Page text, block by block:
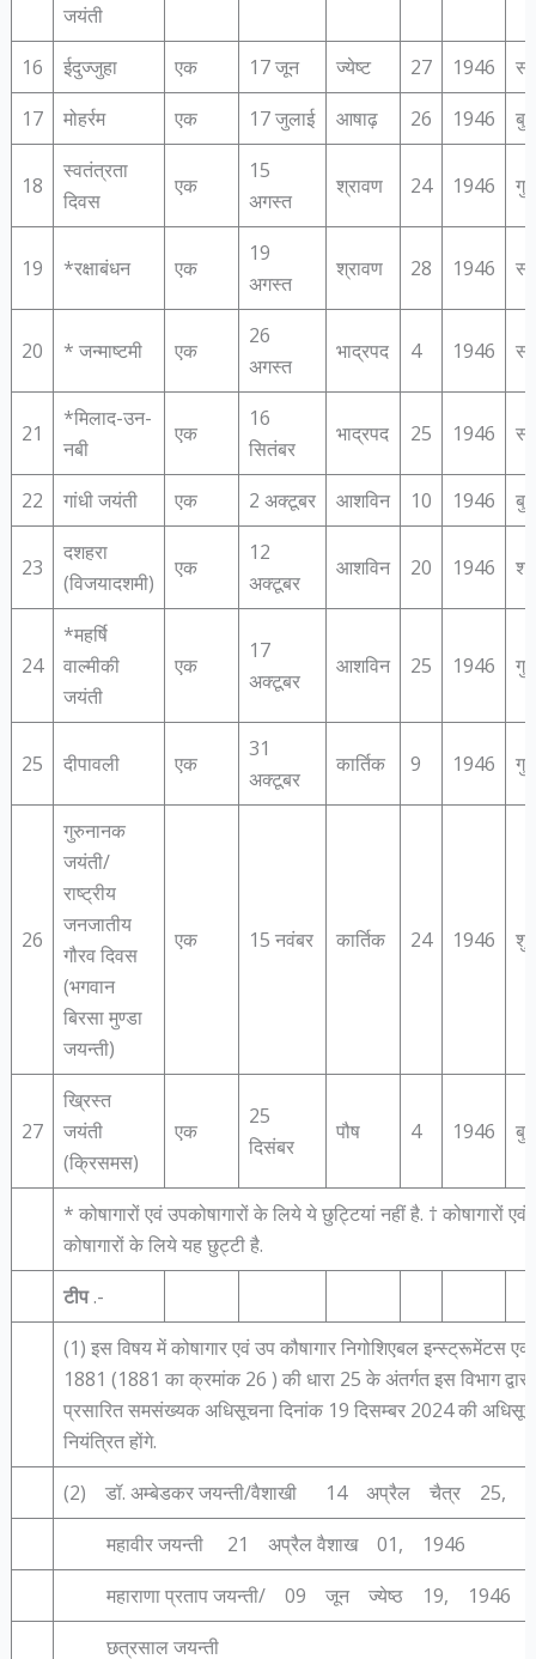
जयंती
16 ईदुज्‍जुहा एक 17 जून ज्येष्ट 27 1946
17
मोहर्रम एक 17 जुलाई आषाढ़ 26 1946
18
स्‍वतंत्रता
दिवस
एक
15
अगस्त
श्रावण 24 1946
19 *रक्षाबंधन एक
19
अगस्त
श्रावण 28 1946
20 * जन्‍माष्‍टमी एक
26
अगस्त
भाद्रपद 4 1946
21
*मिलाद-उन-
नबी
एक
16
सितंबर
भाद्रपद 25 1946
22 गांधी जयंती एक 2 अक्टूबर आशविन 10 1946
23
दशहरा
(विजयादशमी)
एक
12
अक्टूबर
आशविन 20 1946
24
*महर्षि
वाल्‍मीकी
जयंती
एक
17
अक्टूबर
आशविन 25 1946
25 दीपावली एक
31
अक्टूबर
कार्तिक 9 1946
26
गुरुनानक
जयंती/
राष्‍ट्रीय
जनजातीय
गौरव दिवस
(भगवान
बिरसा मुण्‍डा
जयन्‍ती)
एक 15 नवंबर कार्तिक 24 1946
27
ख्रिस्‍त
जयंती
(क्रिसमस)
एक
25
दिसंबर
पौष 4 1946
* कोषागारों एवं उपकोषागारों के लिये ये छुट्टियां नहीं है. † कोषागारों एवं
कोषागारों के लिये यह छुट्टी है.
टीप .-
(1) इस विषय में कोषागार एवं उप कौषागार निगोशिएबल इन्‍स्‍ट्रूमेंटस
1881 (1881 का क्रमांक 26 ) की धारा 25 के अंतर्गत इस विभाग द्वारा
प्रसारित समसंख्‍यक अधिसूचना दिनांक 19 दिसम्‍बर 2024 की
नियंत्रित होंगे.
(2) डॉ. अम्बेडकर जयन्ती/वैशाखी 14 अप्रैल चैत्र 25,
महावीर जयन्ती 21 अप्रैल वैशाख 01, 1946
महाराणा प्रताप जयन्ती/ 09 जून ज्येष्ठ 19, 1946
छत्रसाल जयन्ती